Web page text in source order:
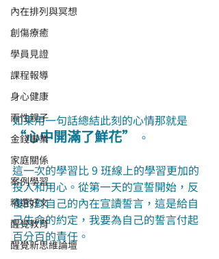
內在排列與冥想
創傷療癒
學員見證
課程報導
身心健康
兩性親子
金錢事業
家庭關係
案例學習
精選好文
醒覺教育
醒覺新思維論壇
如果用一句話總結此刻的心情那就是
“心中開滿了鮮花”
。
這一次的學習比 9 班線上的學習更加的
投入和用心。從第一天的宣誓開始，反
復的對自己的內在宣讀誓言，這是給自
己生命的約定，我要為自己的誓言付起
百分百的責任。